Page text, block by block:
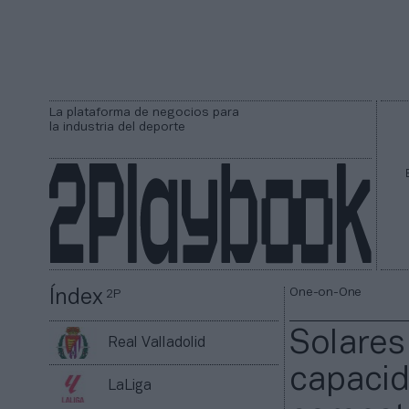
La plataforma de negocios para
la industria del deporte
Índex2P
Real Valladolid
LaLiga
One-on-One